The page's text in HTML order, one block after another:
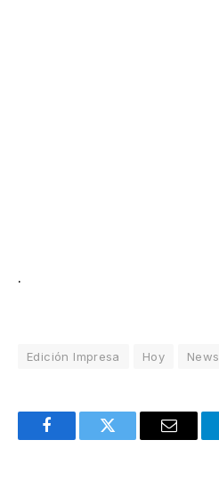
.
Edición Impresa Hoy News
FacebookTwitter Email